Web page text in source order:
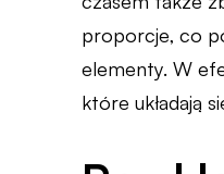
proporcje, co
elementy. W
które układają